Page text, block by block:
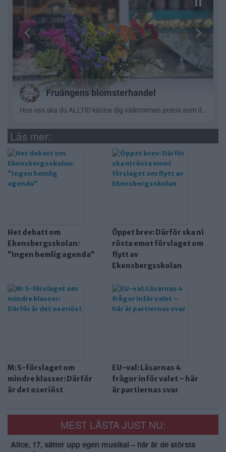
Läs mer:
Het debatt om
Ekensbergsskolan:
”Ingen hemlig agenda”
Öppet brev: Därför ska ni
rösta emot förslaget om
flytt av
Ekensbergsskolan
M: S-förslaget om
mindre klasser: Därför
är det oseriöst
EU-val: Läsarnas 4
frågor inför valet – här
är partiernas svar
MEST LÄSTA JUST NU:
Alice, 17, sätter upp egen musikal – här är de största